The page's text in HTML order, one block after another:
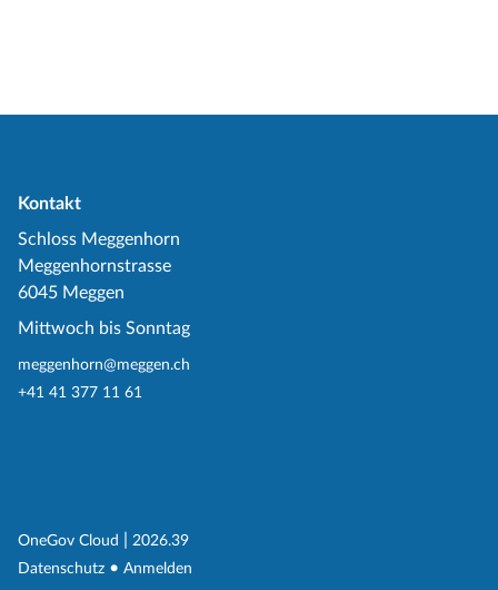
Kontakt
Schloss Meggenhorn
Meggenhornstrasse
6045 Meggen
Mittwoch bis Sonntag
meggenhorn@meggen.ch
+41 41 377 11 61
OneGov Cloud (External Link)
2026.39
Datenschutz (External Link)
Anmelden